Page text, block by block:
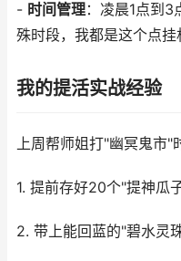
- 时间管理：凌晨1点到3
殊时段，我都是这个点挂
我的提活实战经验
上周帮师姐打"幽冥鬼市"
1. 提前存好20个"提神瓜
2. 带上能回蓝的"碧水灵